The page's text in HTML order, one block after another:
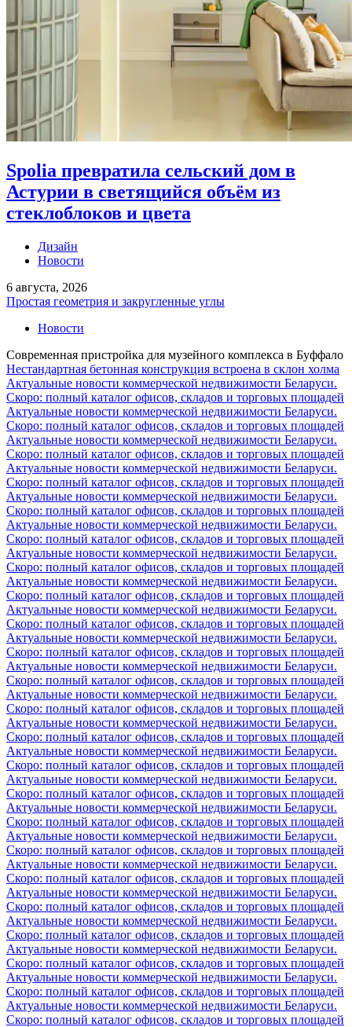
Spolia превратила сельский дом в
Астурии в светящийся объём из
стеклоблоков и цвета
Дизайн
Новости
6 августа, 2026
Простая геометрия и закругленные углы
Новости
Современная пристройка для музейного комплекса в Буффало
Нестандартная бетонная конструкция встроена в склон холма
Актуальные новости коммерческой недвижимости Беларуси.
Скоро: полный каталог офисов, складов и торговых площадей
Актуальные новости коммерческой недвижимости Беларуси.
Скоро: полный каталог офисов, складов и торговых площадей
Актуальные новости коммерческой недвижимости Беларуси.
Скоро: полный каталог офисов, складов и торговых площадей
Актуальные новости коммерческой недвижимости Беларуси.
Скоро: полный каталог офисов, складов и торговых площадей
Актуальные новости коммерческой недвижимости Беларуси.
Скоро: полный каталог офисов, складов и торговых площадей
Актуальные новости коммерческой недвижимости Беларуси.
Скоро: полный каталог офисов, складов и торговых площадей
Актуальные новости коммерческой недвижимости Беларуси.
Скоро: полный каталог офисов, складов и торговых площадей
Актуальные новости коммерческой недвижимости Беларуси.
Скоро: полный каталог офисов, складов и торговых площадей
Актуальные новости коммерческой недвижимости Беларуси.
Скоро: полный каталог офисов, складов и торговых площадей
Актуальные новости коммерческой недвижимости Беларуси.
Скоро: полный каталог офисов, складов и торговых площадей
Актуальные новости коммерческой недвижимости Беларуси.
Скоро: полный каталог офисов, складов и торговых площадей
Актуальные новости коммерческой недвижимости Беларуси.
Скоро: полный каталог офисов, складов и торговых площадей
Актуальные новости коммерческой недвижимости Беларуси.
Скоро: полный каталог офисов, складов и торговых площадей
Актуальные новости коммерческой недвижимости Беларуси.
Скоро: полный каталог офисов, складов и торговых площадей
Актуальные новости коммерческой недвижимости Беларуси.
Скоро: полный каталог офисов, складов и торговых площадей
Актуальные новости коммерческой недвижимости Беларуси.
Скоро: полный каталог офисов, складов и торговых площадей
Актуальные новости коммерческой недвижимости Беларуси.
Скоро: полный каталог офисов, складов и торговых площадей
Актуальные новости коммерческой недвижимости Беларуси.
Скоро: полный каталог офисов, складов и торговых площадей
Актуальные новости коммерческой недвижимости Беларуси.
Скоро: полный каталог офисов, складов и торговых площадей
Актуальные новости коммерческой недвижимости Беларуси.
Скоро: полный каталог офисов, складов и торговых площадей
Актуальные новости коммерческой недвижимости Беларуси.
Скоро: полный каталог офисов, складов и торговых площадей
Актуальные новости коммерческой недвижимости Беларуси.
Скоро: полный каталог офисов, складов и торговых площадей
Актуальные новости коммерческой недвижимости Беларуси.
Скоро: полный каталог офисов, складов и торговых площадей